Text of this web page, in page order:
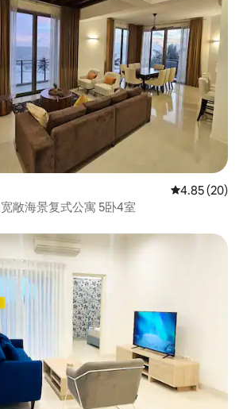
平均评分
4.85 (20)
海滨可入住8人的宽敞海景复式公寓 5卧4室